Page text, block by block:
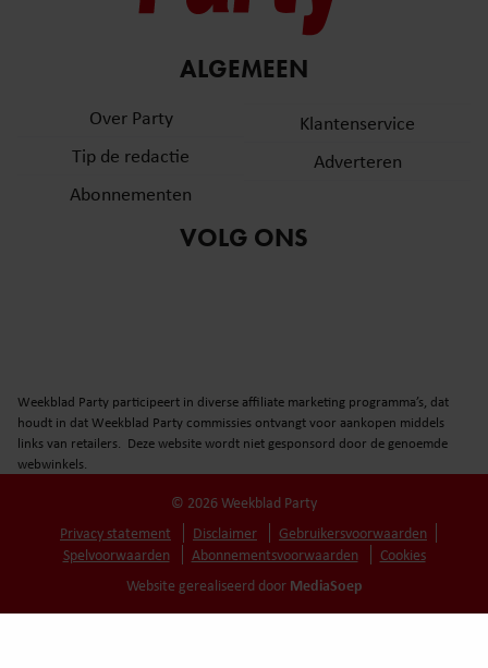
ALGEMEEN
Over Party
Tip de redactie
Abonnementen
Klantenservice
Adverteren
VOLG ONS
Weekblad Party participeert in diverse affiliate marketing programma’s, dat
houdt in dat Weekblad Party commissies ontvangt voor aankopen middels
links van retailers. Deze website wordt niet gesponsord door de genoemde
webwinkels.
© 2026 Weekblad Party
Privacy statement
Disclaimer
Gebruikersvoorwaarden
Spelvoorwaarden
Abonnementsvoorwaarden
Cookies
Website gerealiseerd door MediaSoep